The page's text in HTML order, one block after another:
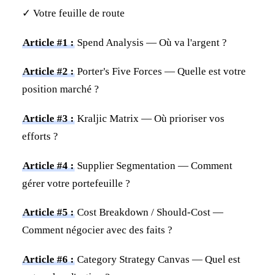
✓ Votre feuille de route
Article #1 :Spend Analysis — Où va l'argent ?
Article #2 :Porter's Five Forces — Quelle est votre
position marché ?
Article #3 :Kraljic Matrix — Où prioriser vos
efforts ?
Article #4 :Supplier Segmentation — Comment
gérer votre portefeuille ?
Article #5 :Cost Breakdown / Should-Cost —
Comment négocier avec des faits ?
Article #6 :Category Strategy Canvas — Quel est